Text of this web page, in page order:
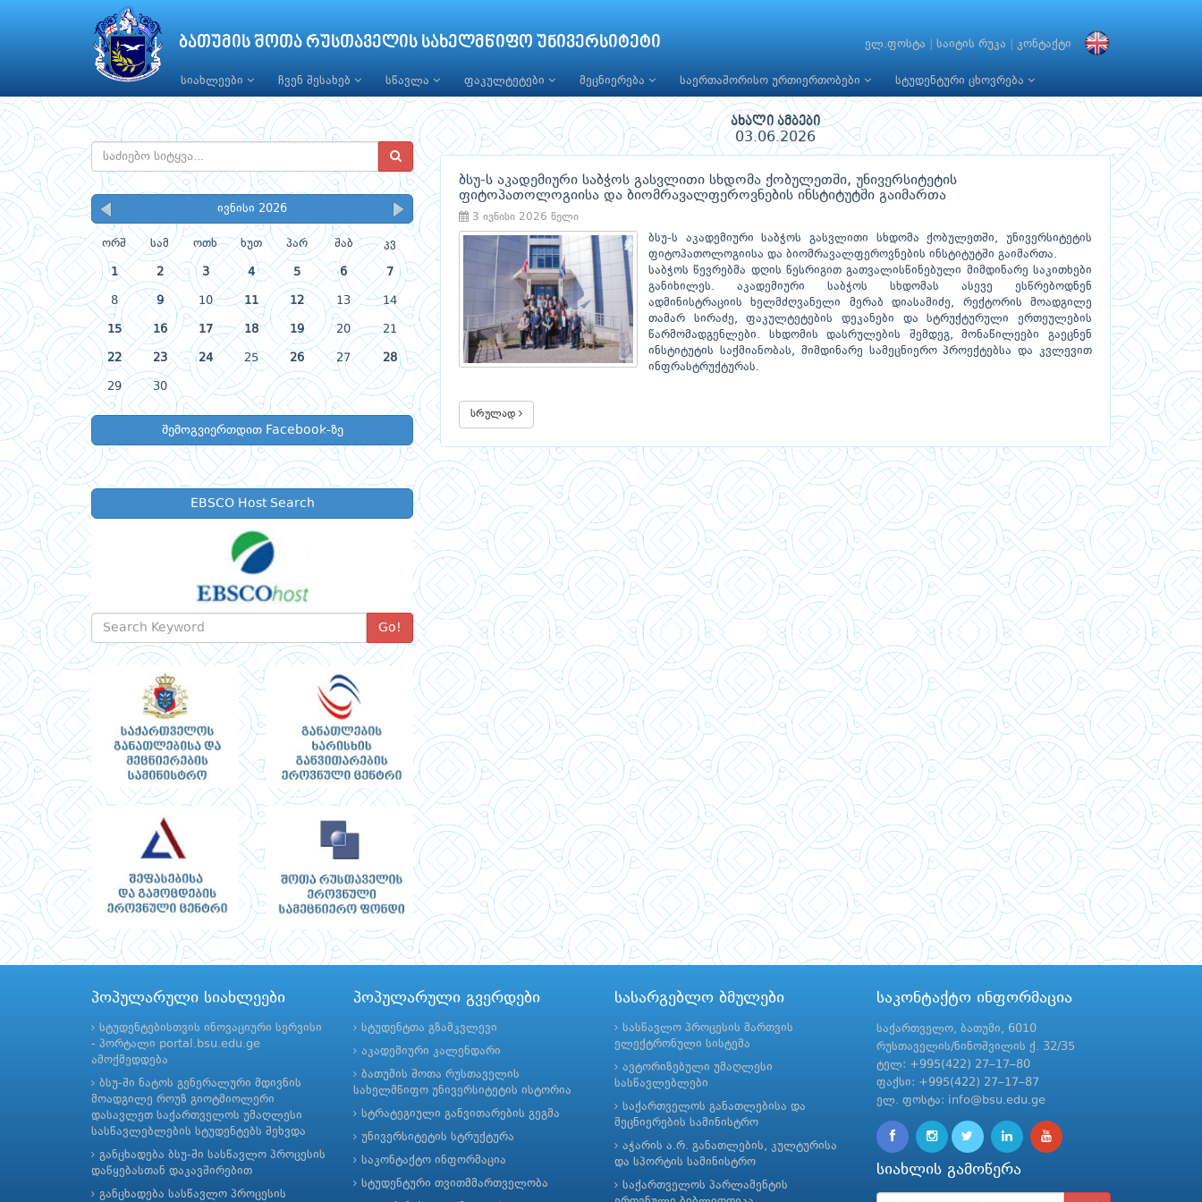
ბათუმის შოთა რუსთაველის სახელმწიფო უნივერსიტეტი ელ.ფოსტა საიტის რუკა კონტაქტი
სიახლეები ჩვენ შესახებ სწავლა ფაკულტეტები მეცნიერება საერთაშორისო ურთიერთობები სტუდენტური ცხოვრება
ივნისი 2026
ორშ სამ ოთხ ხუთ პარ შაბ კვ
1 2 3 4 5 6 7
8 9 10 11 12 13 14
15 16 17 18 19 20 21
22 23 24 25 26 27 28
29 30
შემოგვიერთდით Facebook-ზე
EBSCO Host Search
Go!
ახალი ამბები
03.06.2026
ბსუ-ს აკადემიური საბჭოს გასვლითი სხდომა ქობულეთში, უნივერსიტეტის
ფიტოპათოლოგიისა და ბიომრავალფეროვნების ინსტიტუტში გაიმართა
3 ივნისი 2026 წელი
ბსუ-ს აკადემიური საბჭოს გასვლითი სხდომა ქობულეთში, უნივერსიტეტის
ფიტოპათოლოგიისა და ბიომრავალფეროვნების ინსტიტუტში გაიმართა.
საბჭოს წევრებმა დღის წესრიგით გათვალისწინებული მიმდინარე საკითხები
განიხილეს. აკადემიური საბჭოს სხდომას ასევე ესწრებოდნენ
ადმინისტრაციის ხელმძღვანელი მერაბ დიასამიძე, რექტორის მოადგილე
თამარ სირაძე, ფაკულტეტების დეკანები და სტრუქტურული ერთეულების
წარმომადგენლები. სხდომის დასრულების შემდეგ, მონაწილეები გაეცნენ
ინსტიტუტის საქმიანობას, მიმდინარე სამეცნიერო პროექტებსა და კვლევით
ინფრასტრუქტურას.
სრულად
პოპულარული სიახლეები
სტუდენტებისთვის ინოვაციური სერვისი
- პორტალი portal.bsu.edu.ge
ამოქმედდება
ბსუ-ში ნატოს გენერალური მდივნის
მოადგილე როუზ გიოტმიოლერი
დასავლეთ საქართველოს უმაღლესი
სასწავლებლების სტუდენტებს შეხვდა
განცხადება ბსუ-ში სასწავლო პროცესის
დაწყებასთან დაკავშირებით
განცხადება სასწავლო პროცესის
პოპულარული გვერდები
სტუდენტთა გზამკვლევი
აკადემიური კალენდარი
ბათუმის შოთა რუსთაველის
სახელმწიფო უნივერსიტეტის ისტორია
სტრატეგიული განვითარების გეგმა
უნივერსიტეტის სტრუქტურა
საკონტაქტო ინფორმაცია
სტუდენტური თვითმმართველობა
სასარგებლო ბმულები
სასწავლო პროცესის მართვის
ელექტრონული სისტემა
ავტორიზებული უმაღლესი
სასწავლებლები
საქართველოს განათლებისა და
მეცნიერების სამინისტრო
აჭარის ა.რ. განათლების, კულტურისა
და სპორტის სამინისტრო
საქართველოს პარლამენტის
საკონტაქტო ინფორმაცია
საქართველო, ბათუმი, 6010
რუსთაველის/ნინოშვილის ქ. 32/35
ტელ: +995(422) 27–17–80
ფაქსი: +995(422) 27–17–87
ელ. ფოსტა: info@bsu.edu.ge
სიახლის გამოწერა